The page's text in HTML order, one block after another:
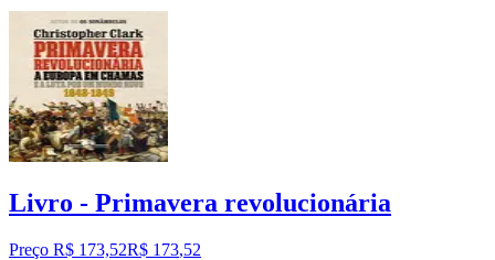
Livro - Primavera revolucionária
Preço R$ 173,52R$ 173,52